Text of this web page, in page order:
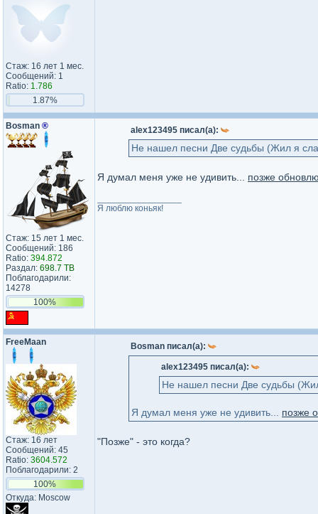
Стаж: 16 лет 1 мес.
Сообщений: 1
Ratio: 1.786
1.87%
Bosman ®
Стаж: 15 лет 1 мес.
Сообщений: 186
Ratio: 394.872
Раздал: 698.7 TB
Поблагодарили:
14278
100%
alex123495 писал(а):
Не нашел песни Две судьбы (Жил я
Я думал меня уже не удивить... позже
Я люблю коньяк!
FreeMaan
Стаж: 16 лет
Сообщений: 45
Ratio: 3604.572
Поблагодарили: 2
100%
Откуда: Moscow
Bosman писал(а):
alex123495 писал(а):
Не нашел песни Две судьбы
Я думал меня уже не удивить... позже
"Позже" - это когда?